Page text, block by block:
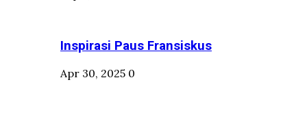
Inspirasi Paus Fransiskus
Apr 30, 2025 0